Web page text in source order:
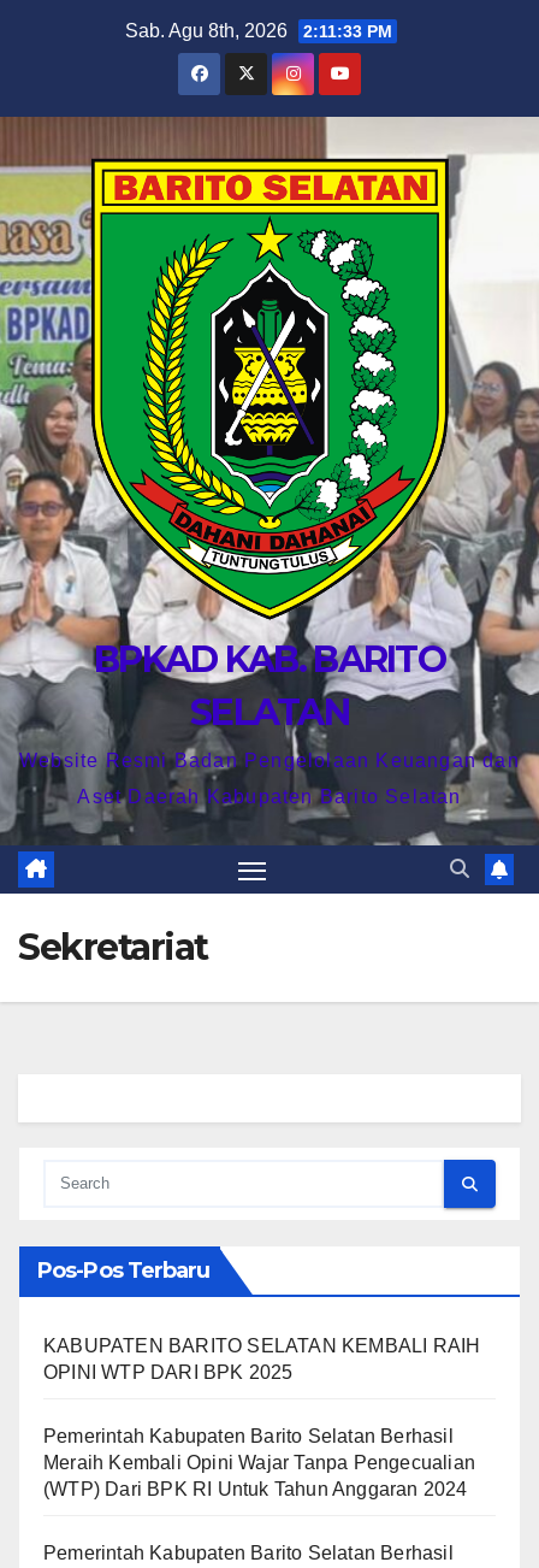
Sab. Agu 8th, 2026 2:11:33 PM
BPKAD KAB. BARITO
SELATAN
Website Resmi Badan Pengelolaan Keuangan dan
Aset Daerah Kabupaten Barito Selatan
Sekretariat
Pos-Pos Terbaru
KABUPATEN BARITO SELATAN KEMBALI RAIH
OPINI WTP DARI BPK 2025
Pemerintah Kabupaten Barito Selatan Berhasil
Meraih Kembali Opini Wajar Tanpa Pengecualian
(WTP) Dari BPK RI Untuk Tahun Anggaran 2024
Pemerintah Kabupaten Barito Selatan Berhasil